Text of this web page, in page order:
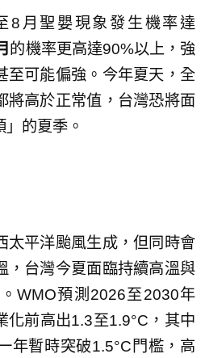
8月聖嬰現象發生機率達
的機率更高達90%以上，強
至可能偏強。今年夏天，全
將高於正常值，台灣恐將面
的夏季。
太平洋颱風生成，但同時會
，台灣今夏面臨持續高溫與
WMO預測2026至2030年
化前高出1.3至1.9°C，其中
年暫時突破1.5°C門檻，高